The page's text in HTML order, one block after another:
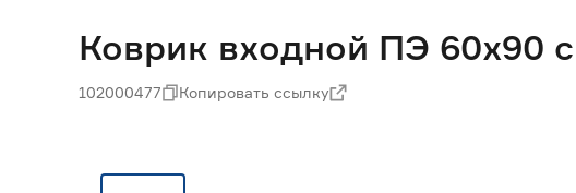
Коврик входной ПЭ 60х90
102000477 Копировать ссылку